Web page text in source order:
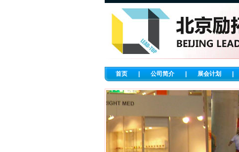
首页 公司简介 展会计划